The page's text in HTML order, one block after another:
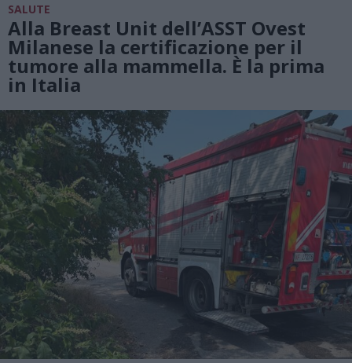
SALUTE
Alla Breast Unit dell’ASST Ovest
Milanese la certificazione per il
tumore alla mammella. È la prima
in Italia